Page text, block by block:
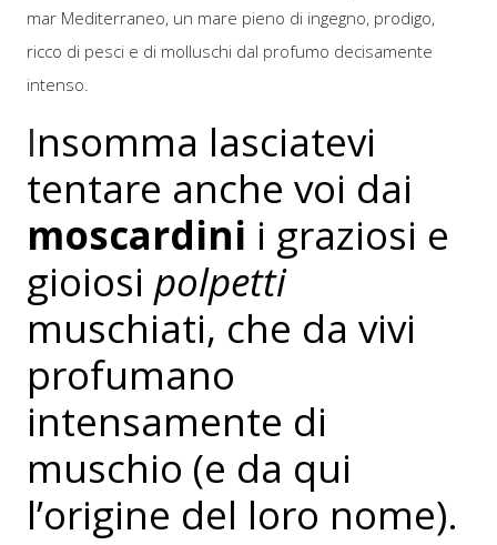
mar Mediterraneo, un mare pieno di ingegno, prodigo,
ricco di pesci e di molluschi dal profumo decisamente
intenso.
Insomma lasciatevi
tentare anche voi dai
moscardini i graziosi e
gioiosi polpetti
muschiati, che da vivi
profumano
intensamente di
muschio (e da qui
l’origine del loro nome).